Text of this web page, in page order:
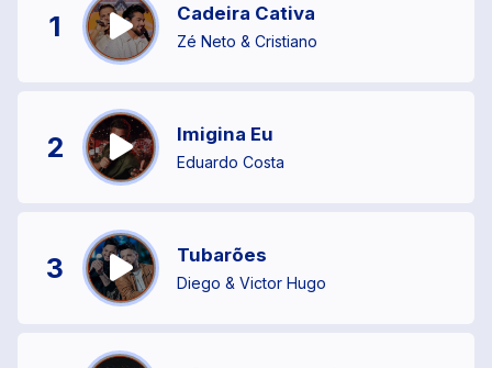
1 Cadeira Cativa
Zé Neto & Cristiano
2 Imigina Eu
Eduardo Costa
3 Tubarões
Diego & Victor Hugo